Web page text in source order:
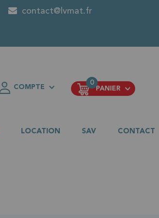
contact@lvmat.fr
COMPTE
0
PANIER
LOCATION SAV CONTACT